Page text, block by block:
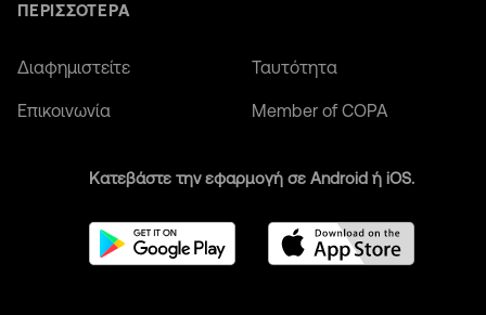
ΠΕΡΙΣΣΟΤΕΡΑ
Διαφημιστείτε Ταυτότητα
Επικοινωνία Member of COPA
Κατεβάστε την εφαρμογή σε Android ή iOS.